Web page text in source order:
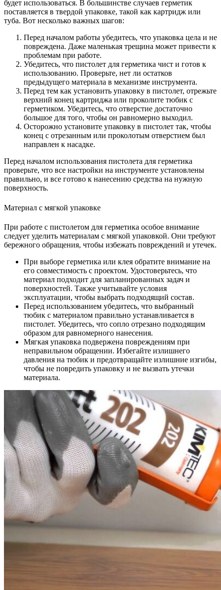
будет использоваться. В большинстве случаев герметик
поставляется в твердой упаковке, такой как картридж или
туба. Вот несколько важных шагов:
Перед началом работы убедитесь, что упаковка цела и не
повреждена. Даже маленькая трещина может привести к
проблемам при работе.
Убедитесь, что пистолет для герметика чист и готов к
использованию. Проверьте, нет ли остатков
предыдущего материала в механизме инструмента.
Перед тем как установить упаковку в пистолет, отрежьте
верхний конец картриджа или проколите тюбик с
герметиком. Убедитесь, что отверстие достаточно
большое для того, чтобы он равномерно выходил.
Осторожно установите упаковку в пистолет так, чтобы
конец с отрезанным или проколотым отверстием был
направлен к насадке.
Перед началом использования пистолета для герметика
проверьте, что все настройки на инструменте установлены
правильно, и все готово к нанесению средства на нужную
поверхность.
Материал с мягкой упаковке
При работе с пистолетом для герметика особое внимание
следует уделить материалам с мягкой упаковкой. Они требуют
бережного обращения, чтобы избежать повреждений и утечек.
При выборе герметика или клея обратите внимание на
его совместимость с проектом. Удостоверьтесь, что
материал подходит для запланированных задач и
поверхностей. Также учитывайте условия
эксплуатации, чтобы выбрать подходящий состав.
Перед использованием убедитесь, что выбранный
тюбик с материалом правильно устанавливается в
пистолет. Убедитесь, что сопло отрезано подходящим
образом для равномерного нанесения.
Мягкая упаковка подвержена повреждениям при
неправильном обращении. Избегайте излишнего
давления на тюбик и предотвращайте излишние изгибы,
чтобы не повредить упаковку и не вызвать утечки
материала.